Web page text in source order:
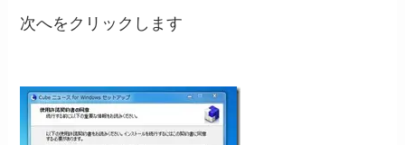
次へをクリックします